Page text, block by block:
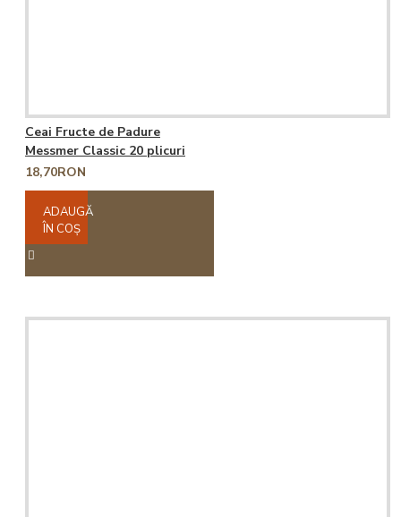
Ceai Fructe de Padure
Messmer Classic 20 plicuri
18,70RON
ADAUGĂ
ÎN COŞ